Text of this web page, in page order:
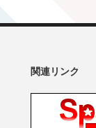
関連リンク